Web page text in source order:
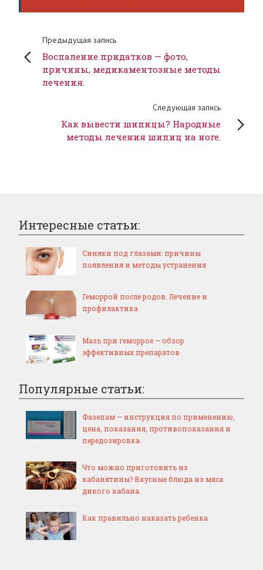
Предыдущая запись
Воспаление придатков — фото,
причины, медикаментозные методы
лечения.
Следующая запись
Как вывести шипицы? Народные
методы лечения шипиц на ноге.
Интересные статьи:
Синяки под глазами: причины
появления и методы устранения
Геморрой после родов. Лечение и
профилактика
Мазь при геморрое — обзор
эффективных препаратов
Популярные статьи:
Фазепам — инструкция по применению,
цена, показания, противопоказания и
передозировка.
Что можно приготовить из
кабанятины? Вкусные блюда из мяса
дикого кабана.
Как правильно наказать ребенка